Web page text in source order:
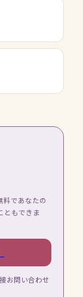
料であなたの
ともできま
お問い合わせ